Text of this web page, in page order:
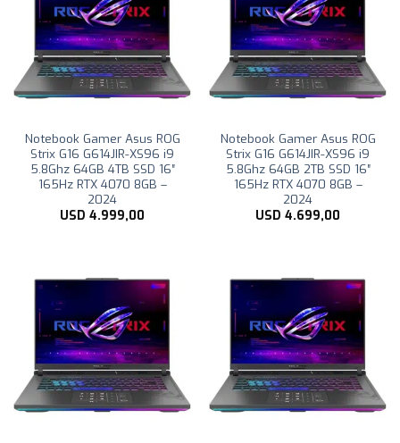
Notebook Gamer Asus ROG
Strix G16 G614JIR-XS96 i9
5.8Ghz 64GB 4TB SSD 16″
165Hz RTX 4070 8GB –
2024
USD 4.999,00
Notebook Gamer Asus ROG
Strix G16 G614JIR-XS96 i9
5.8Ghz 64GB 2TB SSD 16″
165Hz RTX 4070 8GB –
2024
USD 4.699,00